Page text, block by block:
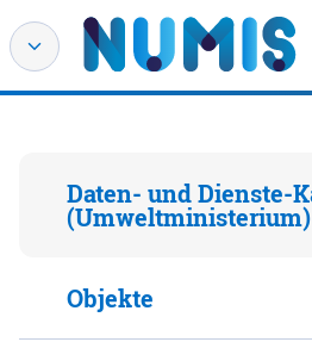
Daten- und Dienste-
(Umweltministerium)
Objekte